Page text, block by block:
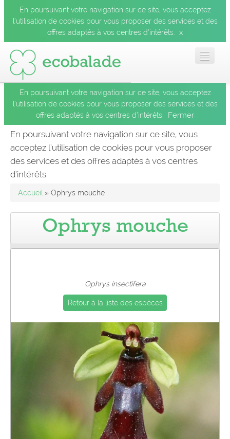
En poursuivant votre navigation sur ce site, vous acceptez
l’utilisation de cookies pour vous proposer des services et des
offres adaptés à vos centres d’intérêts.
x
Accueil
Les balades
Les espèces
Le blog
Pro
En poursuivant votre navigation sur ce site, vous acceptez
l’utilisation de cookies pour vous proposer des services et des
offres adaptés à vos centres d’intérêts.
Fermer
En poursuivant votre navigation sur ce site, vous
acceptez l’utilisation de cookies pour vous proposer
des services et des offres adaptés à vos centres
d’intérêts.
Accueil » Ophrys mouche
Ophrys mouche
Ophrys insectifera
Retour à la liste des espèces